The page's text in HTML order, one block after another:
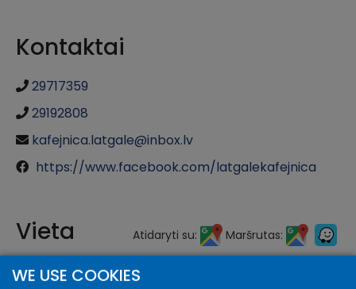
Kontaktai
29717359
29192808
kafejnica.latgale@inbox.lv
https://www.facebook.com/latgalekafejnica
Vieta Atidaryti su: Maršrutas:
WE USE COOKIES